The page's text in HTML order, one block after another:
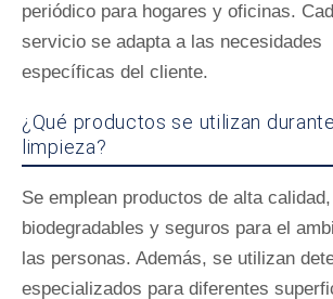
periódico para hogares y oficinas.
servicio se adapta a las necesidades
específicas del cliente.
¿Qué productos se utilizan
limpieza?
Se emplean productos de alta calidad,
biodegradables y seguros para el
las personas. Además, se utilizan
especializados para diferentes